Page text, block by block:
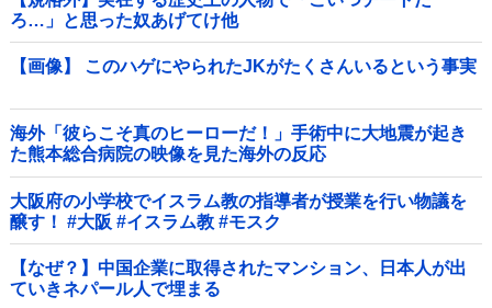
ろ…」と思った奴あげてけ他
【画像】 このハゲにやられたJKがたくさんいるという事実
海外「彼らこそ真のヒーローだ！」手術中に大地震が起き
た熊本総合病院の映像を見た海外の反応
大阪府の小学校でイスラム教の指導者が授業を行い物議を
醸す！ #大阪 #イスラム教 #モスク
【なぜ？】中国企業に取得されたマンション、日本人が出
ていきネパール人で埋まる